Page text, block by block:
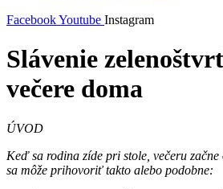
FacebookYoutube Instagram
Slávenie
večere doma
ÚVOD
Keď sa rodina zíde pri stole, večeru
sa môže prihovoriť takto alebo podobne: